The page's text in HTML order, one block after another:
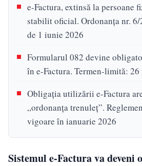
e-Factura, extinsă la persoane
stabilit oficial. Ordonanța nr.
de 1 iunie 2026
Formularul 082 devine
în e-Factura. Termen-limită: 26
Obligația utilizării e-Factura
„ordonanța trenuleț”.
vigoare în ianuarie 2026
Sistemul e-Factura va